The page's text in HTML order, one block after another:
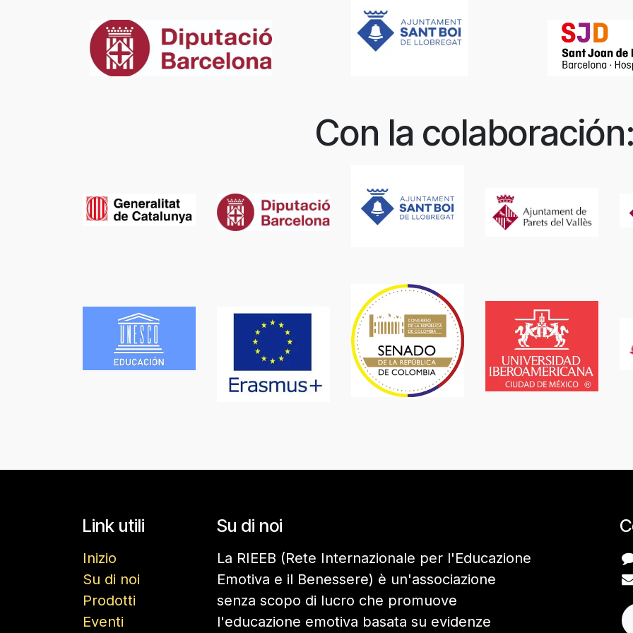
Con la
Link utili
Inizio
Su di noi
Prodotti
Eventi
Su di noi
La RIEEB (Rete Internazionale per l'Educazione
Emotiva e il Benessere) è un'associazione
senza scopo di lucro che promuove
l'educazione emotiva basata su evidenze